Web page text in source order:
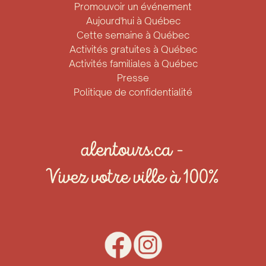
Promouvoir un événement
Aujourd'hui à Québec
Cette semaine à Québec
Activités gratuites à Québec
Activités familiales à Québec
Presse
Politique de confidentialité